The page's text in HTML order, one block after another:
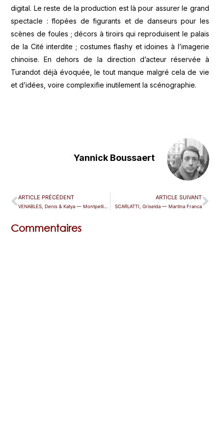
digital. Le reste de la production est là pour assurer le grand
spectacle : flopées de figurants et de danseurs pour les
scènes de foules ; décors à tiroirs qui reproduisent le palais
de la Cité interdite ; costumes flashy et idoines à l’imagerie
chinoise. En dehors de la direction d’acteur réservée à
Turandot déjà évoquée, le tout manque malgré cela de vie
et d’idées, voire complexifie inutilement la scénographie.
Yannick Boussaert
ARTICLE PRÉCÉDENT ARTICLE SUIVANT
SCARLATTI, Griselda — Martina Franca
Commentaires